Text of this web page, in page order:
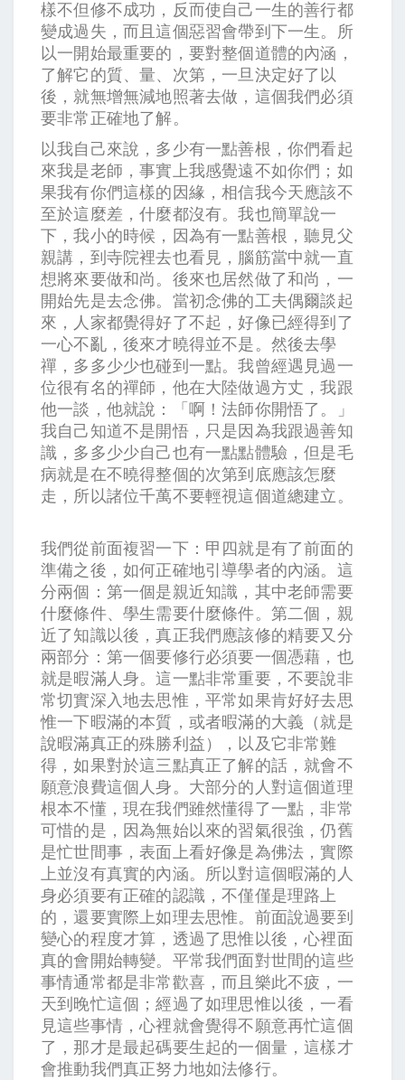
樣不但修不成功，反而使自己一生的善行都
變成過失，而且這個惡習會帶到下一生。所
以一開始最重要的，要對整個道體的內涵，
了解它的質、量、次第，一旦決定好了以
後，就無增無減地照著去做，這個我們必須
要非常正確地了解。
以我自己來說，多少有一點善根，你們看起
來我是老師，事實上我感覺遠不如你們；如
果我有你們這樣的因緣，相信我今天應該不
至於這麼差，什麼都沒有。我也簡單說一
下，我小的時候，因為有一點善根，聽見父
親講，到寺院裡去也看見，腦筋當中就一直
想將來要做和尚。後來也居然做了和尚，一
開始先是去念佛。當初念佛的工夫偶爾談起
來，人家都覺得好了不起，好像已經得到了
一心不亂，後來才曉得並不是。然後去學
禪，多多少少也碰到一點。我曾經遇見過一
位很有名的禪師，他在大陸做過方丈，我跟
他一談，他就說：「啊！法師你開悟了。」
我自己知道不是開悟，只是因為我跟過善知
識，多多少少自己也有一點點體驗，但是毛
病就是在不曉得整個的次第到底應該怎麼
走，所以諸位千萬不要輕視這個道總建立。
我們從前面複習一下：甲四就是有了前面的
準備之後，如何正確地引導學者的內涵。這
分兩個：第一個是親近知識，其中老師需要
什麼條件、學生需要什麼條件。第二個，親
近了知識以後，真正我們應該修的精要又分
兩部分：第一個要修行必須要一個憑藉，也
就是暇滿人身。這一點非常重要，不要說非
常切實深入地去思惟，平常如果肯好好去思
惟一下暇滿的本質，或者暇滿的大義（就是
說暇滿真正的殊勝利益），以及它非常難
得，如果對於這三點真正了解的話，就會不
願意浪費這個人身。大部分的人對這個道理
根本不懂，現在我們雖然懂得了一點，非常
可惜的是，因為無始以來的習氣很強，仍舊
是忙世間事，表面上看好像是為佛法，實際
上並沒有真實的內涵。所以對這個暇滿的人
身必須要有正確的認識，不僅僅是理路上
的，還要實際上如理去思惟。前面說過要到
變心的程度才算，透過了思惟以後，心裡面
真的會開始轉變。平常我們面對世間的這些
事情通常都是非常歡喜，而且樂此不疲，一
天到晚忙這個；經過了如理思惟以後，一看
見這些事情，心裡就會覺得不願意再忙這個
了，那才是最起碼要生起的一個量，這樣才
會推動我們真正努力地如法修行。